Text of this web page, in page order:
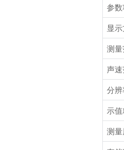
参数
显
测
声
分辨
示
测